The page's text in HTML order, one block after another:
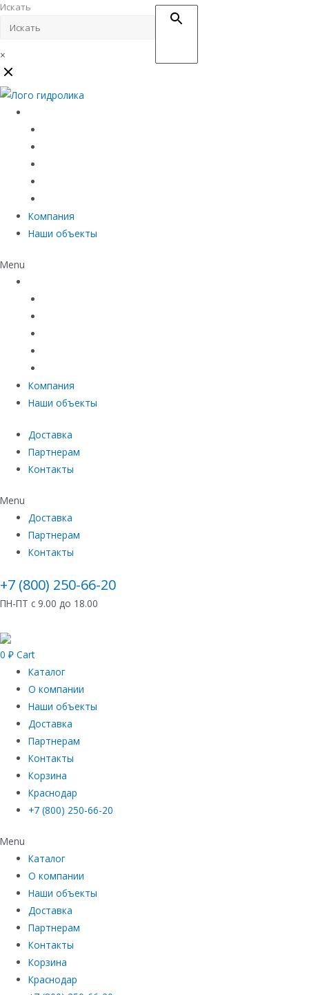
Искать
×
Компания
Наши объекты
Menu
Компания
Наши объекты
Доставка
Партнерам
Контакты
Menu
Доставка
Партнерам
Контакты
+7 (800) 250-66-20
ПН-ПТ с 9.00 до 18.00
0 ₽ Cart
Каталог
О компании
Наши объекты
Доставка
Партнерам
Контакты
Корзина
Краснодар
+7 (800) 250-66-20
Menu
Каталог
О компании
Наши объекты
Доставка
Партнерам
Контакты
Корзина
Краснодар